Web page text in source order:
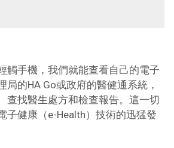
觸手機，我們就能查看自己的電子
局的HA Go或政府的醫健通系統，
查找醫生處方和檢查報告。這一切
子健康（e-Health）技術的迅猛發